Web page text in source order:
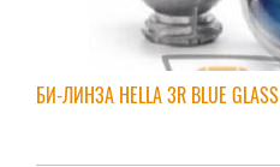
БИ-ЛИНЗА HELLA 3R BLUE GLASS